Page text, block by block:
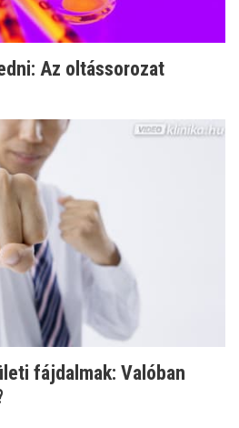
Az oltássorozat
fájdalmak: Valóban